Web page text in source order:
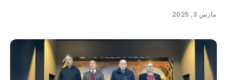
مارس 3, 2025